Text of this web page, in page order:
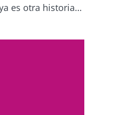
es otra historia…